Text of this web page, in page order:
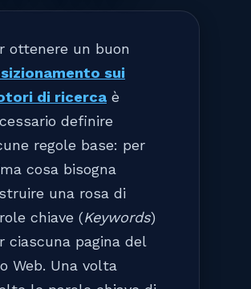
ottenere un buon
sui
di ricerca è
definire
regole base: per
cosa bisogna
una rosa di
chiave (Keywords)
ciascuna pagina del
Web. Una volta